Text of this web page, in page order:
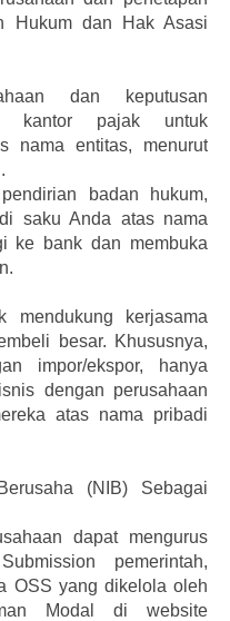
Hukum dan Hak Asasi
dan keputusan
kantor pajak untuk
nama entitas, menurut
badan hukum,
saku Anda atas nama
ke bank dan membuka
kerjasama
besar. Khususnya,
impor/ekspor, hanya
dengan perusahaan
atas nama pribadi
(NIB) Sebagai
dapat mengurus
pemerintah,
OSS yang dikelola oleh
Modal di website